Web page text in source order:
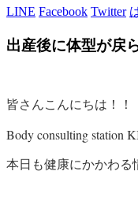
LINE Facebook Twitter
出産後に体型が戻
皆さんこんにちは！！
Body consulting station
本日も健康にかかわる